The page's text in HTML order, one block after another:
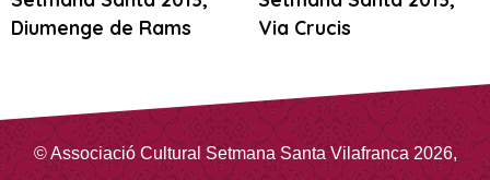
Diumenge de Rams
Via Crucis
©Associació Cultural Setmana Santa Vilafranca 2026,